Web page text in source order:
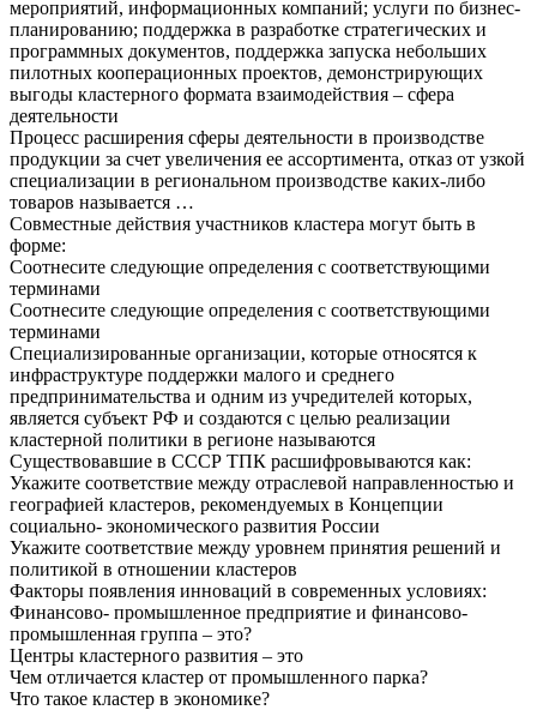
мероприятий, информационных компаний; услуги по бизнес-
планированию; поддержка в разработке стратегических и
программных документов, поддержка запуска небольших
пилотных кооперационных проектов, демонстрирующих
выгоды кластерного формата взаимодействия – сфера
деятельности
Процесс расширения сферы деятельности в производстве
продукции за счет увеличения ее ассортимента, отказ от узкой
специализации в региональном производстве каких-либо
товаров называется …
Совместные действия участников кластера могут быть в
форме:
Соотнесите следующие определения с соответствующими
терминами
Соотнесите следующие определения с соответствующими
терминами
Специализированные организации, которые относятся к
инфраструктуре поддержки малого и среднего
предпринимательства и одним из учредителей которых,
является субъект РФ и создаются с целью реализации
кластерной политики в регионе называются
Существовавшие в СССР ТПК расшифровываются как:
Укажите соответствие между отраслевой направленностью и
географией кластеров, рекомендуемых в Концепции
социально- экономического развития России
Укажите соответствие между уровнем принятия решений и
политикой в отношении кластеров
Факторы появления инноваций в современных условиях:
Финансово- промышленное предприятие и финансово-
промышленная группа – это?
Центры кластерного развития – это
Чем отличается кластер от промышленного парка?
Что такое кластер в экономике?